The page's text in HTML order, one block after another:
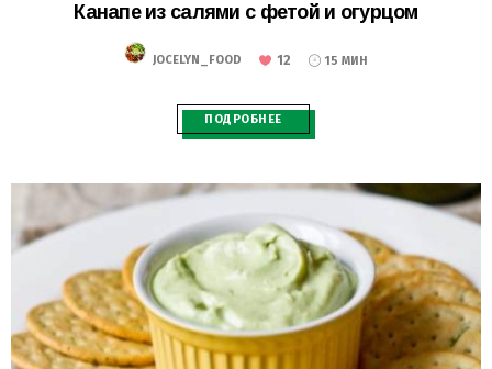
Канапе из салями с фетой и огурцом
JOCELYN_FOOD 12 15 МИН
ПОДРОБНЕЕ